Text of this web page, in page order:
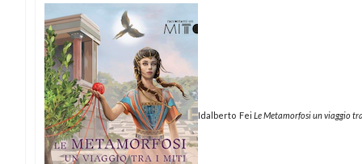
Idalberto FeiLe Metamorfosi un viaggio